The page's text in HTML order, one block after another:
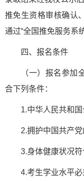
推免生资格审核确认
通过“全国推免服务系
四、报名条件
（一）报名参加
合下列条件：
1.中华人民共和国
2.拥护中国共产
3.身体健康状况符
4.考生学业水平必